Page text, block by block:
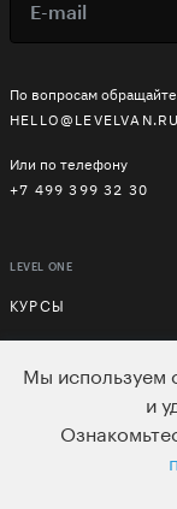
По вопросам
HELLO@LEVELVAN.RU
Или по телефону
+7 499 399 32 30
LEVEL ONE
КУРСЫ
ВАКАНСИИ
Мы используем
и